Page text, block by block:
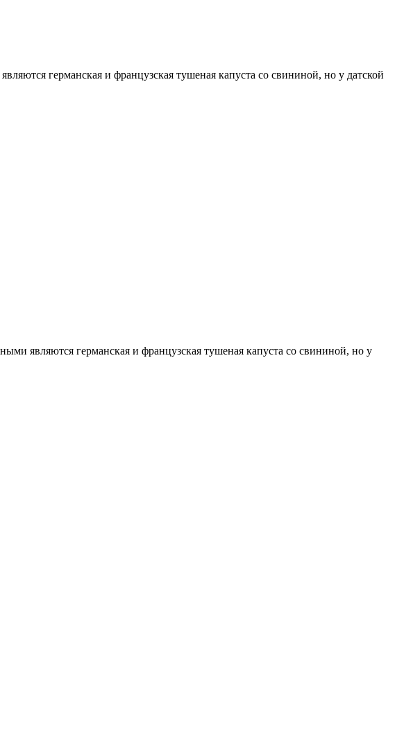
германская и французская тушеная капуста со свининой, но у датской
являются германская и французская тушеная капуста со свининой, но у